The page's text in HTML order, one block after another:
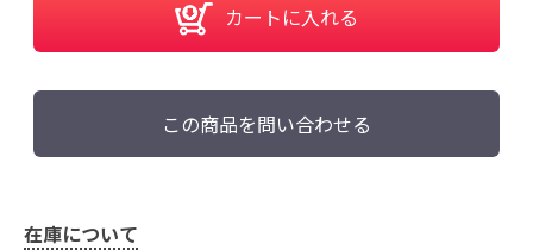
カートに入れる
この商品を問い合わせる
在庫について